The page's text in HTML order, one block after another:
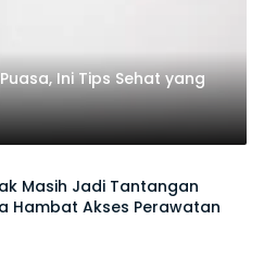
Ini Tips Sehat yang
Masih Jadi Tantangan
Hambat Akses Perawatan